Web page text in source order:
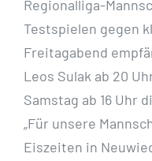
Regionalliga-
Testspielen gegen
Freitagabend
Leos Sulak ab 20
Samstag ab 16 Uhr
„Für unsere
Eiszeiten in